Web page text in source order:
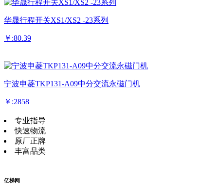
华晟行程开关XS1/XS2 -23系列
￥:80.39
宁波申菱TKP131-A09中分交流永磁门机
￥:2858
专业指导
快速物流
原厂正牌
丰富品类
亿梯网